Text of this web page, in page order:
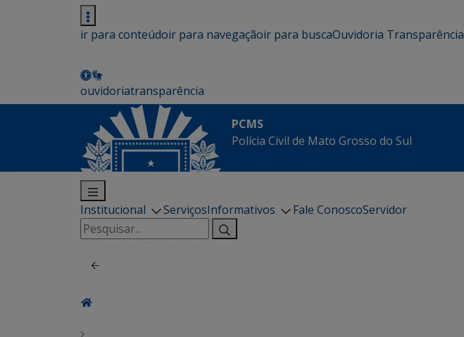
ir para conteúdoir para navegaçãoir para buscaOuvidoria Transparência
ouvidoriatransparência
PCMS
Polícia Civil de Mato Grosso do Sul
Institucional ServiçosInformativos Fale ConoscoServidor
Pesquisar
por: